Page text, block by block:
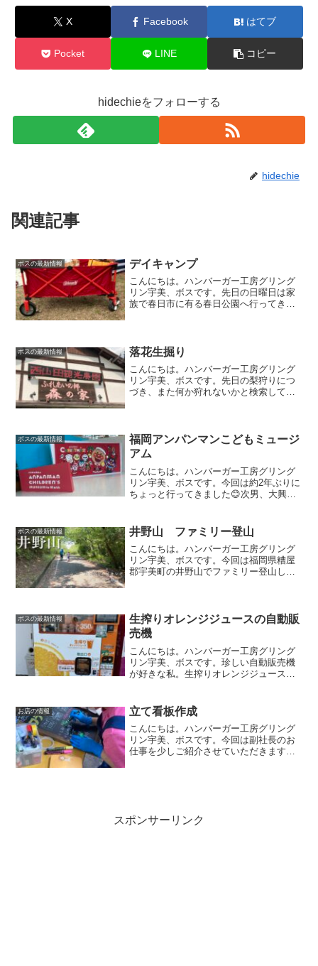
X Facebook はてブ
Pocket LINE コピー
hidechieをフォローする
hidechie
関連記事
ボスの最新情報 デイキャンプ
こんにちは。ハンバーガー工房グリング
リン宇美、ボスです。先日の日曜日は家
族で春日市に有る春日公園へ行ってきま
ンタッチ ワンタ...
ボスの最新情報 落花生掘り
こんにちは。ハンバーガー工房グリング
リン宇美、ボスです。先日の梨狩りにつ
づき、また何か狩れないかと検索してい
り方を習い長男がチャレン...
ボスの最新情報
福岡アンパンマンこどもミュージ
アム
こんにちは。ハンバーガー工房グリング
リン宇美、ボスです。今回は約2年ぶりに
ちょっと行ってきました😊次男、大興奮
男。目がキラキラ✨早速アンパンマンと
仲間たちのオブジェに大...
ボスの最新情報 井野山 ファミリー登山
こんにちは。ハンバーガー工房グリング
リン宇美、ボスです。今回は福岡県糟屋
郡宇美町の井野山でファミリー登山して
車は4台程停めれます。綺...
ボスの最新情報
生搾りオレンジジュースの自動販
売機
こんにちは。ハンバーガー工房グリング
リン宇美、ボスです。珍しい自動販売機
が好きな私。生搾りオレンジジュースの
にしてはちょっとお高めオレンジジュー
ス。自動販売機中には...
お店の情報 立て看板作成
こんにちは。ハンバーガー工房グリング
リン宇美、ボスです。今回は副社長のお
仕事を少しご紹介させていただきます。
スポンサーリンク